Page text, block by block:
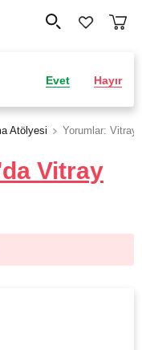
Evet Hayır
Atölyesi Yorumlar: Vitray
Vitray